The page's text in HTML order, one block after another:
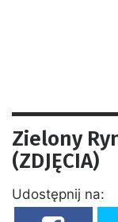
Zielony
(ZDJĘCIA)
Udostępnij na: